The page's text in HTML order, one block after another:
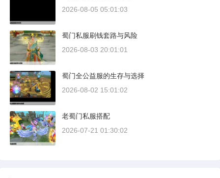
2026-08-05 05:01:03
蜀门私服刷钱套路与风险
2026-08-03 20:01:01
蜀门全公益服的生存与选择
2026-08-02 15:01:02
老蜀门私服搭配
2026-07-21 01:30:02